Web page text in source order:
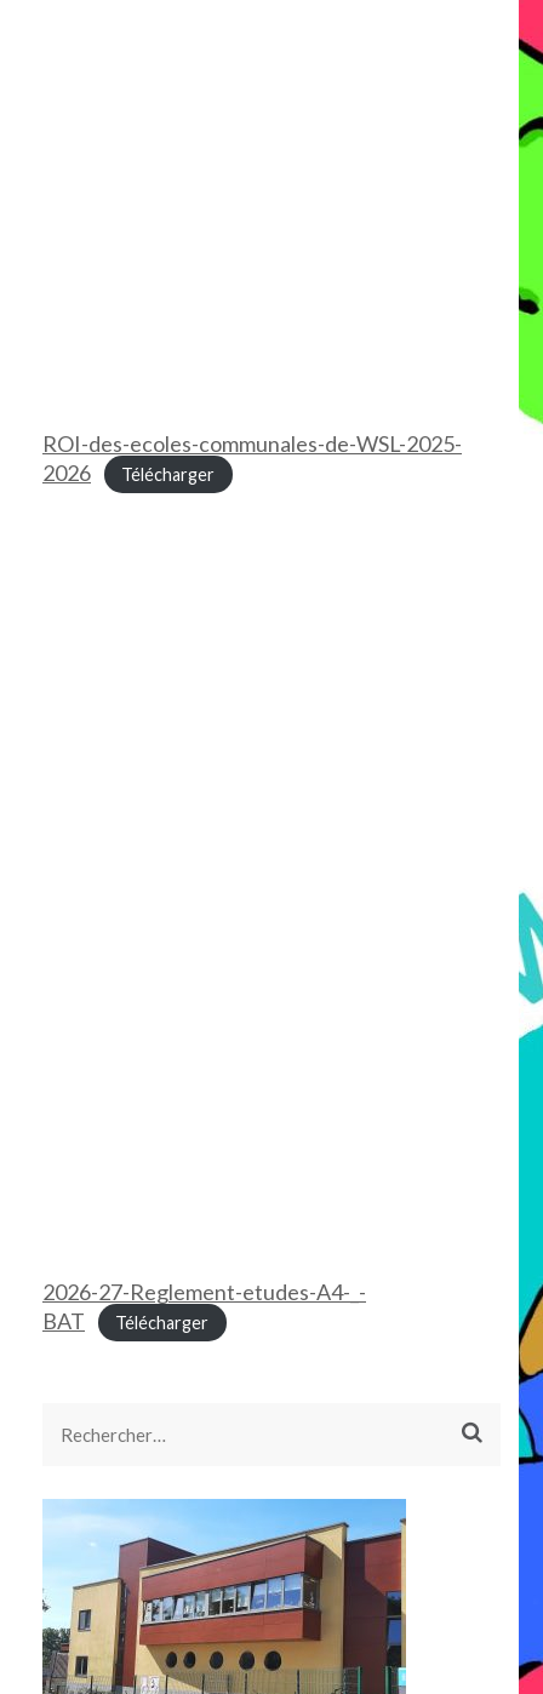
ROI-des-ecoles-communales-de-WSL-2025-
2026
Télécharger
2026-27-Reglement-etudes-A4-_-
BAT
Télécharger
Rechercher :